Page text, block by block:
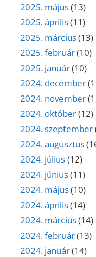
2025. május(13)
2025. április(11)
2025. március(13)
2025. február(10)
2025. január(10)
2024. december
2024. november
2024. október(12)
2024. szeptember
2024. augusztus
2024. július(12)
2024. június(11)
2024. május(10)
2024. április(14)
2024. március(14)
2024. február(13)
2024. január(14)